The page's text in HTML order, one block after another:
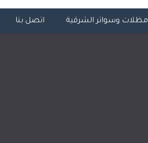
مظلات وسواتر الشرقية اتصل بنا